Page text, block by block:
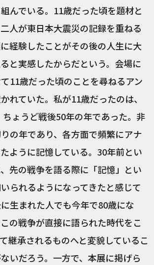
んでいる。11歳だった頃を題材と
人が東日本大震災の記録を重ねる
経験したことがその後の人生に大
と実感したからだという。会場に
11歳だった頃のことを尋ねるアン
れていた。私が11歳だったのは、
ょうど戦後50年の年であった。非
の年であり、各方面で頻繁にアナ
ように記憶している。30年前とい
先の戦争を語る際に「記憶」とい
られるようになってきたと感じて
生まれた人でも今年で80歳にな
の戦争が直接に語られた時代をこ
継承されるものへと変貌しているこ
いだろう。一方で、本展に掲げら